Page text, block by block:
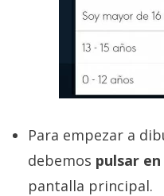
Para empezar a
debemos pulsar
pantalla principal.